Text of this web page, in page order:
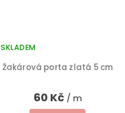
Žakárová porta zlatá 5 cm
SKLADEM
60 Kč / m